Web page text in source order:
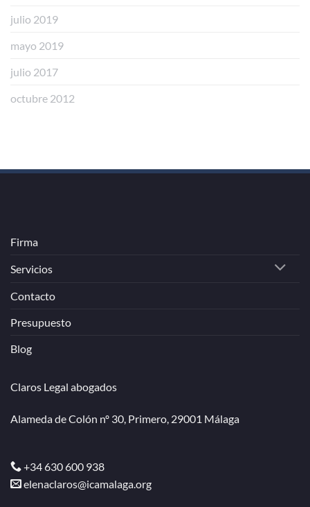
julio 2019
mayo 2019
julio 2017
octubre 2012
Firma
Servicios
Contacto
Presupuesto
Blog
Claros Legal abogados
Alameda de Colón nº 30, Primero, 29001 Málaga
+34 630 600 938
elenaclaros@icamalaga.org